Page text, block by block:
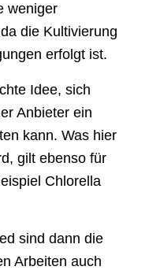
weniger
die Kultivierung
erfolgt ist.
Idee, sich
Anbieter ein
kann. Was hier
gilt ebenso für
Chlorella
sind dann die
Arbeiten auch